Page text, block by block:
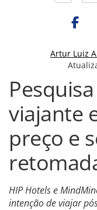
Artur Luiz
viajante
preço e
HIP Hotels e
intenção de viajar